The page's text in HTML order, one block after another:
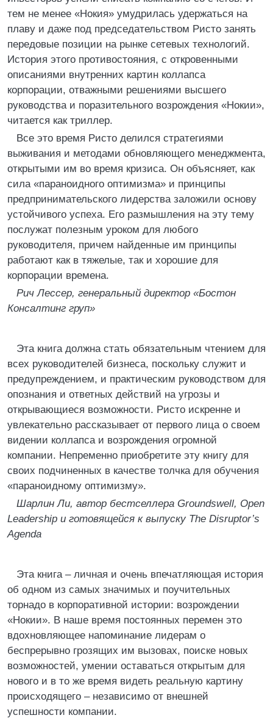
тем не менее «Нокия» умудрилась удержаться на
плаву и даже под председательством Ристо занять
передовые позиции на рынке сетевых технологий.
История этого противостояния, с откровенными
описаниями внутренних картин коллапса
корпорации, отважными решениями высшего
руководства и поразительного возрождения «Нокии»,
читается как триллер.
Все это время Ристо делился стратегиями
выживания и методами обновляющего менеджмента,
открытыми им во время кризиса. Он объясняет, как
сила «параноидного оптимизма» и принципы
предпринимательского лидерства заложили основу
устойчивого успеха. Его размышления на эту тему
послужат полезным уроком для любого
руководителя, причем найденные им принципы
работают как в тяжелые, так и хорошие для
корпорации времена.
Рич Лессер, генеральный директор «Бостон
Консалтинг груп»
Эта книга должна стать обязательным чтением для
всех руководителей бизнеса, поскольку служит и
предупреждением, и практическим руководством для
опознания и ответных действий на угрозы и
открывающиеся возможности. Ристо искренне и
увлекательно рассказывает от первого лица о своем
видении коллапса и возрождения огромной
компании. Непременно приобретите эту книгу для
своих подчиненных в качестве толчка для обучения
«параноидному оптимизму».
Шарлин Ли, автор бестселлера Groundswell, Open
Leadership и готовящейся к выпуску The Disruptor’s
Agenda
Эта книга – личная и очень впечатляющая история
об одном из самых значимых и поучительных
торнадо в корпоративной истории: возрождении
«Нокии». В наше время постоянных перемен это
вдохновляющее напоминание лидерам о
беспрерывно грозящих им вызовах, поиске новых
возможностей, умении оставаться открытым для
нового и в то же время видеть реальную картину
происходящего – независимо от внешней
успешности компании.